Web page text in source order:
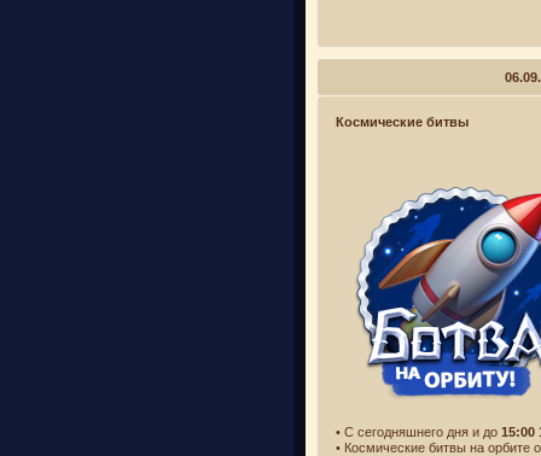
Космические битвы
• С сегодняшнего дня и до 15:00
• Космические битвы на орбите